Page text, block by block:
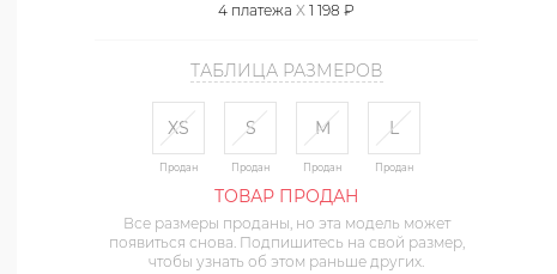
4 платежаX 1 198 ₽
ТАБЛИЦА РАЗМЕРОВ
XS
Продан
S
Продан
M
Продан
L
Продан
ТОВАР ПРОДАН
Все размеры проданы, но эта модель может
появиться снова. Подпишитесь на свой размер,
чтобы узнать об этом раньше других.